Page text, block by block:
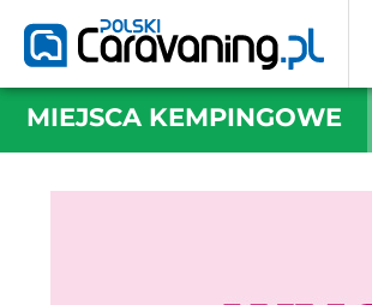
MIEJSCA KEMPINGOWE